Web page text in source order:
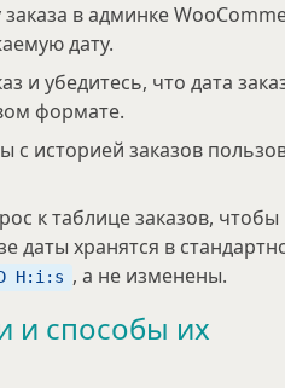
в админке
дату.
и убедитесь, что дата
формате.
с историей заказов
к таблице заказов, чтобы
даты хранятся в
H:i:s , а не изменены.
и способы их